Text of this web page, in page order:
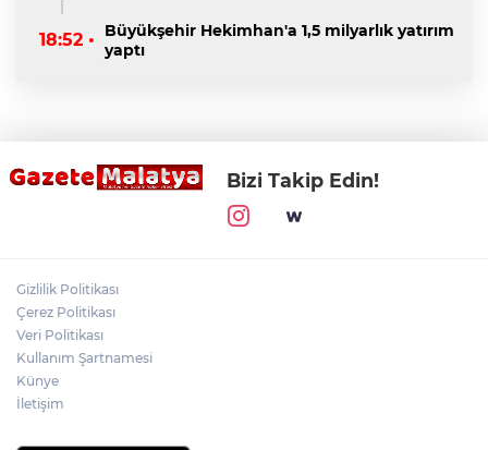
18:52 •
Büyükşehir Hekimhan'a 1,5 milyarlık yatırım
yaptı
Bizi Takip Edin!
Gizlilik Politikası
Çerez Politikası
Veri Politikası
Kullanım Şartnamesi
Künye
İletişim